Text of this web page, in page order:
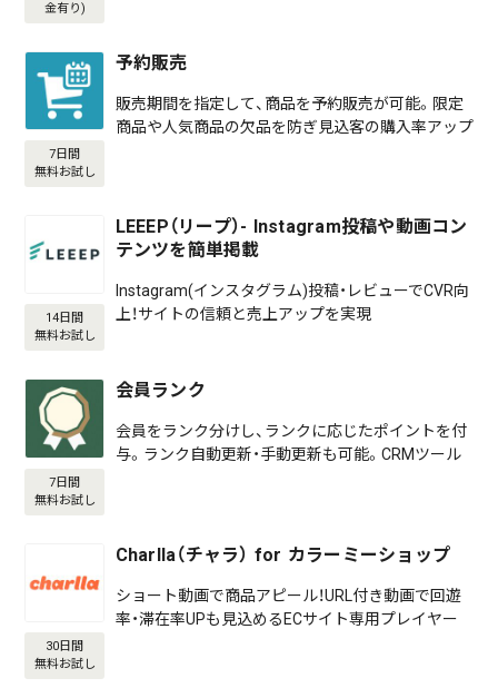
金有り)
7日間
無料お試し
予約販売
販売期間を指定して、商品を予約販売が可能。限定
商品や人気商品の欠品を防ぎ見込客の購入率アップ
14日間
無料お試し
LEEEP（リープ）- Instagram投稿や動画コン
テンツを簡単掲載
Instagram(インスタグラム)投稿・レビューでCVR向
上！サイトの信頼と売上アップを実現
7日間
無料お試し
会員ランク
会員をランク分けし、ランクに応じたポイントを付
与。ランク自動更新・手動更新も可能。CRMツール
30日間
無料お試し
Charlla（チャラ） for カラーミーショップ
ショート動画で商品アピール！URL付き動画で回遊
率・滞在率UPも見込めるECサイト専用プレイヤー